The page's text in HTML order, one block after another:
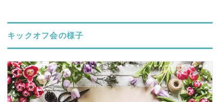
キックオフ会の様子